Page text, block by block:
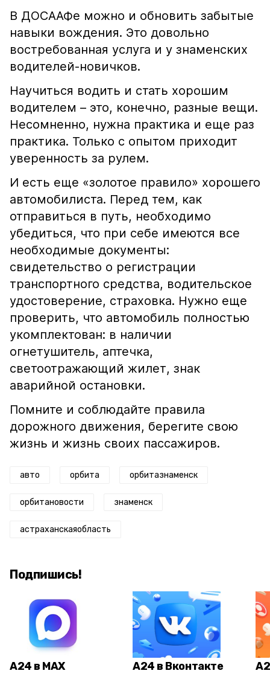
В ДОСААФе можно и обновить забытые
навыки вождения. Это довольно
востребованная услуга и у знаменских
водителей-новичков.
Научиться водить и стать хорошим
водителем – это, конечно, разные вещи.
Несомненно, нужна практика и еще раз
практика. Только с опытом приходит
уверенность за рулем.
И есть еще «золотое правило» хорошего
автомобилиста. Перед тем, как
отправиться в путь, необходимо
убедиться, что при себе имеются все
необходимые документы:
свидетельство о регистрации
транспортного средства, водительское
удостоверение, страховка. Нужно еще
проверить, что автомобиль полностью
укомплектован: в наличии
огнетушитель, аптечка,
светоотражающий жилет, знак
аварийной остановки.
Помните и соблюдайте правила
дорожного движения, берегите свою
жизнь и жизнь своих пассажиров.
авто орбита орбитазнаменск
орбитановости знаменск
астраханскаяобласть
Подпишись!
А24 в MAX А24 в Вконтакте